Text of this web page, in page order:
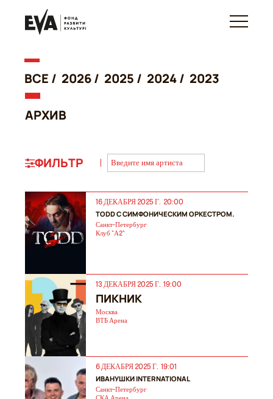
ВСЕ / 2026/ 2025 / 2024/ 2023
АРХИВ
ФИЛЬТР
16 ДЕКАБРЯ 2025 Г. 20:00
TODD С СИМФОНИЧЕСКИМ ОРКЕСТРОМ.
Санкт-Петербург
Клуб "А2"
13 ДЕКАБРЯ 2025 Г. 19:00
ПИКНИК
Москва
ВТБ Арена
6 ДЕКАБРЯ 2025 Г. 19:01
ИВАНУШКИ INTERNATIONAL
Санкт-Петербург